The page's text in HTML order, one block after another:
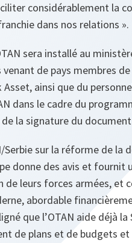
considérablement la
dans nos relations ».
sera installé au
de pays membres de
ainsi que du
dans le cadre du
la signature du
Serbie sur la réforme de la
donne des avis et fournit
leurs forces armées, et
abordable
que l’OTAN aide déjà
de plans et de budgets